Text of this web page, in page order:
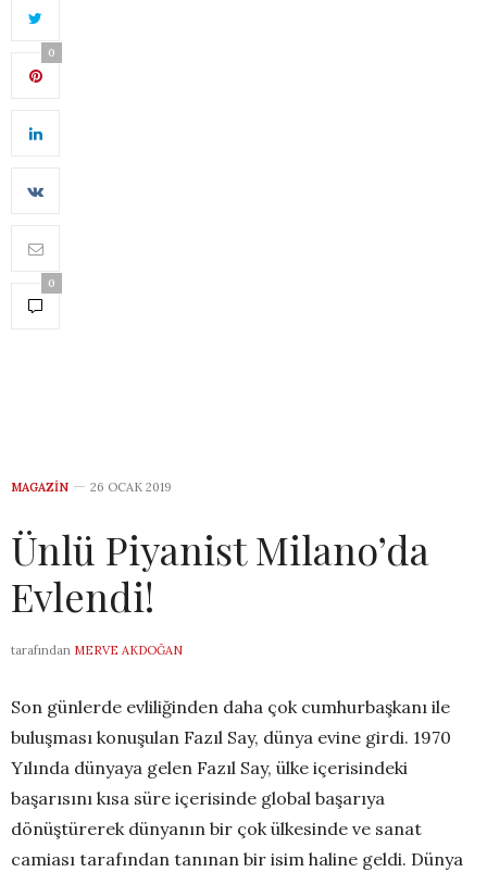
0
0
MAGAZIN 26 OCAK 2019
Ünlü Piyanist Milano’da
Evlendi!
tarafından MERVE AKDOĞAN
Son günlerde evliliğinden daha çok cumhurbaşkanı ile
buluşması konuşulan Fazıl Say, dünya evine girdi. 1970
Yılında dünyaya gelen Fazıl Say, ülke içerisindeki
başarısını kısa süre içerisinde global başarıya
dönüştürerek dünyanın bir çok ülkesinde ve sanat
camiası tarafından tanınan bir isim haline geldi. Dünya